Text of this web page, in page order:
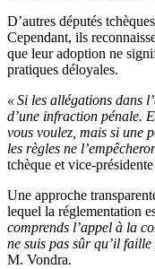
D’autres députés
Cependant, ils
que leur adoption ne
pratiques déloyales.
« Si les allégations dans
d’une infraction pénale.
vous voulez, mais si une
les règles ne
tchèque et vice-
Une approche
lequel la réglementation
comprends l’appel à la
ne suis pas sûr qu’il
M. Vondra.